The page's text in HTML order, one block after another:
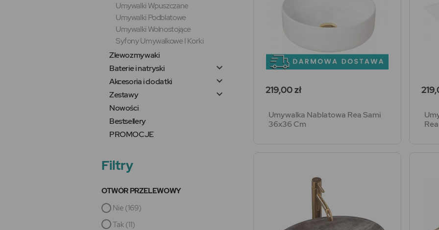
Umywalki Wpuszczane
Umywalki Podblatowe
Umywalki Wolnostojące
Syfony Umywalkowe I Korki
Zlewozmywaki
Baterie i natryski

Akcesoria i dodatki 
Zestawy 
Nowości
Bestsellery
PROMOCJE
Filtry
OTWÓR PRZELEWOWY
Nie (169)
Tak (11)
Cena
219,00 zł
Umywalka Nablatowa Rea Sami
36x36 Cm